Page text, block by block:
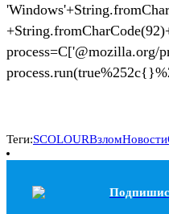
process=C['@mozilla.org/
Теги:SCOLOURВзломНовости